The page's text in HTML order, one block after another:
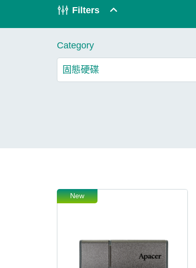
技術
部落格
Filters
Category
New